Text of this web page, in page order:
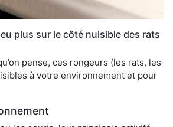
plus sur le côté nuisible des rats
pense, ces rongeurs (les rats, les
à votre environnement et pour